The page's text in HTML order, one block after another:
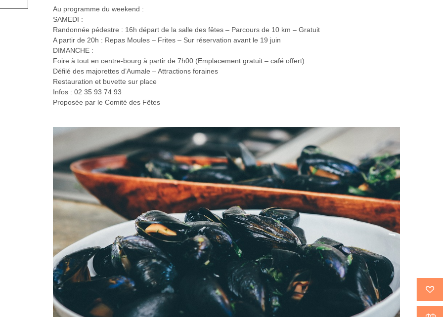
Au programme du weekend :
SAMEDI :
Randonnée pédestre : 16h départ de la salle des fêtes – Parcours de 10 km – Gratuit
A partir de 20h : Repas Moules – Frites – Sur réservation avant le 19 juin
DIMANCHE :
Foire à tout en centre-bourg à partir de 7h00 (Emplacement gratuit – café offert)
Défilé des majorettes d’Aumale – Attractions foraines
Restauration et buvette sur place
Infos : 02 35 93 74 93
Proposée par le Comité des Fêtes